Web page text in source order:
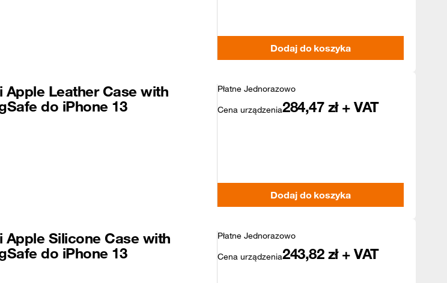
Dodaj do koszyka
Apple Leather Case with
do iPhone 13
Płatne Jednorazowo
Cena urządzenia284,47 zł + VAT
Dodaj do koszyka
Apple Silicone Case with
do iPhone 13
Płatne Jednorazowo
Cena urządzenia243,82 zł + VAT